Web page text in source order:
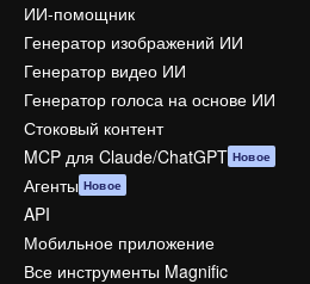
ИИ-помощник
Генератор изображений ИИ
Генератор видео ИИ
Генератор голоса на основе ИИ
Стоковый контент
MCP для Claude/ChatGPT Новое
Агенты Новое
API
Мобильное приложение
Все инструменты Magnific